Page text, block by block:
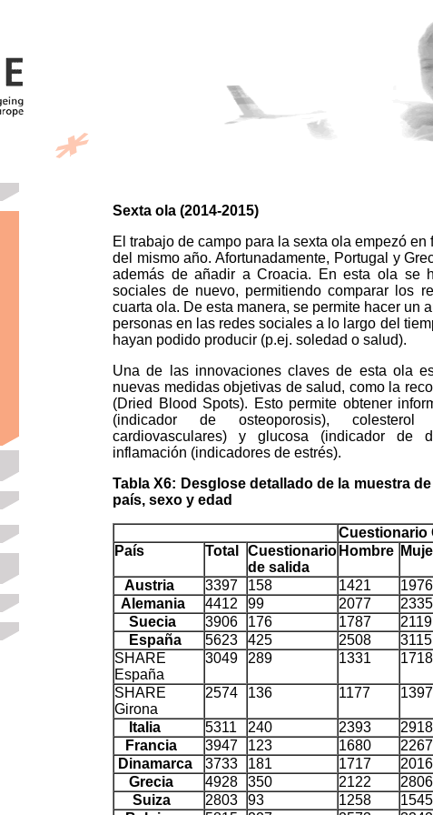
Sexta ola (2014-2015)
El trabajo de campo para la sexta ola empezó
del mismo año. Afortunadamente, Portugal y
además de añadir a Croacia. En esta ola se
sociales de nuevo, permitiendo comparar los
cuarta ola. De esta manera, se permite hacer un
personas en las redes sociales a lo largo del
hayan podido producir (p.ej. soledad o salud).
Una de las innovaciones claves de esta ola
nuevas medidas objetivas de salud, como la
(Dried Blood Spots). Esto permite obtener
(indicador de osteoporosis), colesterol
cardiovasculares) y glucosa (indicador de
inflamación (indicadores de estrés).
Tabla X6: Desglose detallado de la muestra
país, sexo y edad
Cuestionario
País
Total
Cuestionario
de salida
Hombre
Austria
3397 158 1421 1976
Alemania
4412 99 2077 2335
Suecia
3906 176 1787 2119
España
5623 425 2508 3115
SHARE
España
3049 289 1331 1718
SHARE
Girona
2574 136 1177 1397
Italia 5311 240 2393 2918
Francia
3947 123 1680 2267
Dinamarca
3733 181 1717 2016
Grecia
4928 350 2122 2806
Suiza
2803 93 1258 1545